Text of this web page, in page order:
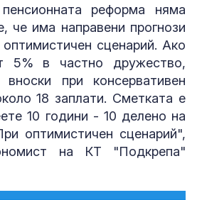
реформа няма
че има направени прогнози
сценарий. Ако
5% в частно дружество,
при консервативен
18 заплати. Сметката е
10 години - 10 делено на
оптимистичен сценарий",
на КТ "Подкрепа"